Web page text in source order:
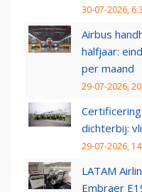
30-07-2026,
Airbus
halfjaar:
per maand
29-07-2026,
dichterbij:
29-07-2026,
LATAM
Embraer